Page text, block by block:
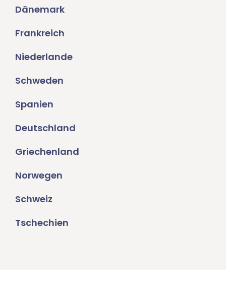
Dänemark
Frankreich
Niederlande
Schweden
Spanien
Deutschland
Griechenland
Norwegen
Schweiz
Tschechien